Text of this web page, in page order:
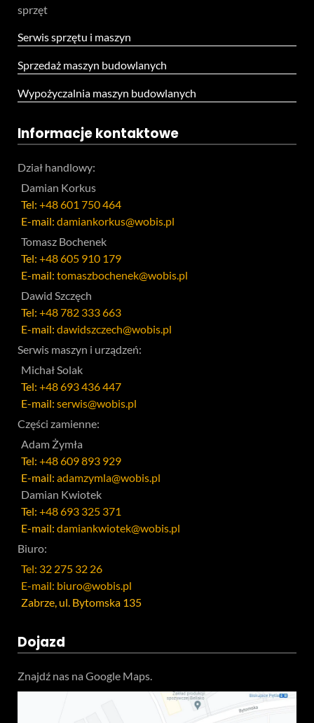
sprzęt
Serwis sprzętu i maszyn
Sprzedaż maszyn budowlanych
Wypożyczalnia maszyn budowlanych
Informacje kontaktowe
Dział handlowy:
Damian Korkus
Tel: +48 601 750 464
E-mail: damiankorkus@wobis.pl
Tomasz Bochenek
Tel: +48 605 910 179
E-mail: tomaszbochenek@wobis.pl
Dawid Szczęch
Tel: +48 782 333 663
E-mail: dawidszczech@wobis.pl
Serwis maszyn i urządzeń:
Michał Solak
Tel: +48 693 436 447
E-mail: serwis@wobis.pl
Części zamienne:
Adam Żymła
Tel: +48 609 893 929
E-mail: adamzymla@wobis.pl
Damian Kwiotek
Tel: +48 693 325 371
E-mail: damiankwiotek@wobis.pl
Biuro:
Tel: 32 275 32 26
E-mail: biuro@wobis.pl
Zabrze, ul. Bytomska 135
Dojazd
Znajdź nas na Google Maps.